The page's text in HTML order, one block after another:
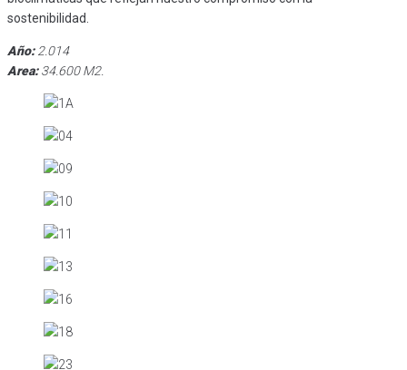
sostenibilidad.
Año:2.014
Area:34.600 M2.